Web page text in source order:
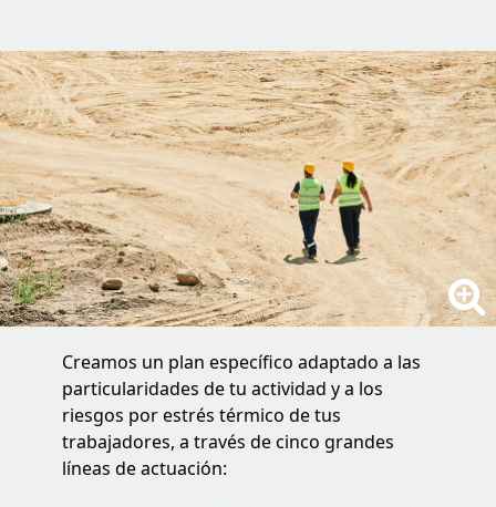
Creamos un plan específico adaptado a las
particularidades de tu actividad y a los
riesgos por estrés térmico de tus
trabajadores, a través de cinco grandes
líneas de actuación: